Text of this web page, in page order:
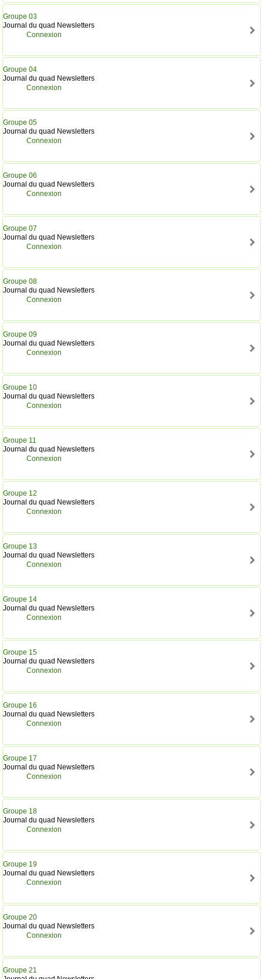
Groupe 03
Journal du quad Newsletters
Connexion
Groupe 04
Journal du quad Newsletters
Connexion
Groupe 05
Journal du quad Newsletters
Connexion
Groupe 06
Journal du quad Newsletters
Connexion
Groupe 07
Journal du quad Newsletters
Connexion
Groupe 08
Journal du quad Newsletters
Connexion
Groupe 09
Journal du quad Newsletters
Connexion
Groupe 10
Journal du quad Newsletters
Connexion
Groupe 11
Journal du quad Newsletters
Connexion
Groupe 12
Journal du quad Newsletters
Connexion
Groupe 13
Journal du quad Newsletters
Connexion
Groupe 14
Journal du quad Newsletters
Connexion
Groupe 15
Journal du quad Newsletters
Connexion
Groupe 16
Journal du quad Newsletters
Connexion
Groupe 17
Journal du quad Newsletters
Connexion
Groupe 18
Journal du quad Newsletters
Connexion
Groupe 19
Journal du quad Newsletters
Connexion
Groupe 20
Journal du quad Newsletters
Connexion
Groupe 21